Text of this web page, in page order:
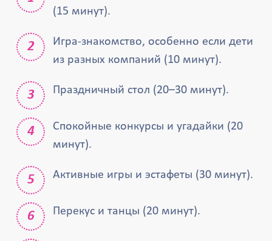
(15 минут).
Игра-знакомство, особенно если дети
из разных компаний (10 минут).
Праздничный стол (20–30 минут).
Спокойные конкурсы и угадайки (20
минут).
Активные игры и эстафеты (30 минут).
Перекус и танцы (20 минут).